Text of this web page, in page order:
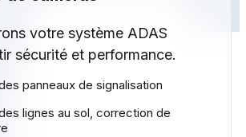
votre système ADAS
sécurité et performance.
panneaux de signalisation
lignes au sol, correction de